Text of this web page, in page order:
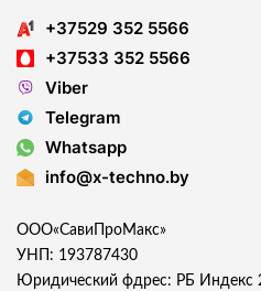
+37529 352 5566
+37533 352 5566
Viber
Telegram
Whatsapp
info@x-techno.by
ООО«СавиПроМакс»
УНП: 193787430
Юридический фдрес: РБ Индекс